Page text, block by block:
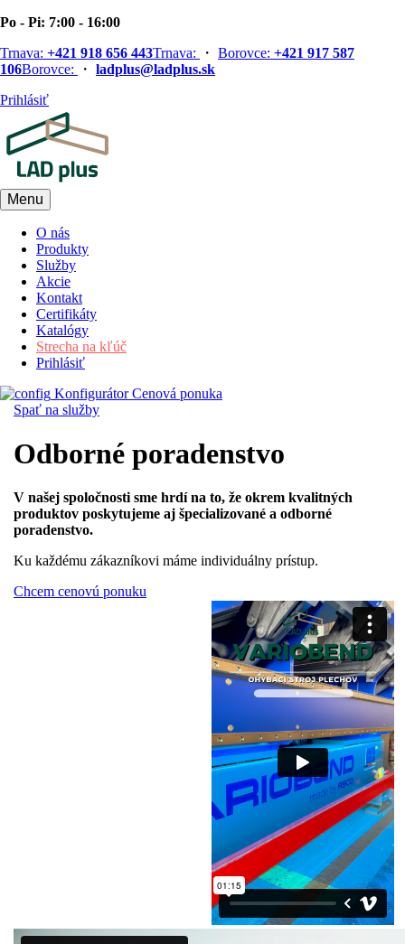
Po - Pi: 7:00 - 16:00
Trnava: +421 918 656 443Trnava: ・ Borovce: +421 917 587
106Borovce: ・ ladplus@ladplus.sk
Prihlásiť
Menu
O nás
Produkty
Služby
Akcie
Kontakt
Certifikáty
Katalógy
Strecha na kľúč
Prihlásiť
Konfigurátor Cenová ponuka
Spať na služby
Odborné poradenstvo
V našej spoločnosti sme hrdí na to, že okrem kvalitných
produktov poskytujeme aj špecializované a odborné
poradenstvo.
Ku každému zákazníkovi máme individuálny prístup.
Chcem cenovú ponuku